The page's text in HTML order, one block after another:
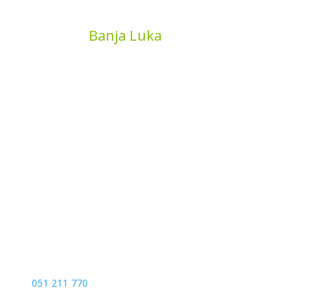
Banja Luka
051 211 770